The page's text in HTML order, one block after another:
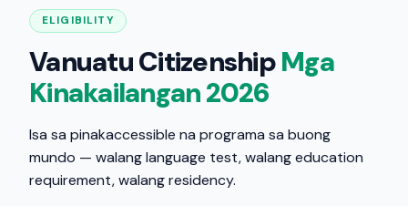
ELIGIBILITY
Vanuatu CitizenshipMga
Kinakailangan 2026
Isa sa pinakaccessible na programa sa buong
mundo — walang language test, walang education
requirement, walang residency.